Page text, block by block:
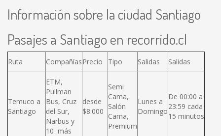
Información sobre la ciudad Santiago
Pasajes a Santiago en recorrido.cl
Ruta CompañíasPrecio Tipo Salidas Salidas
Temuco a
Santiago
ETM,
Pullman
Bus, Cruz
del Sur,
Narbus y
10 más
desde
$8.000
Semi
Cama,
Salón
Cama,
Premium
Lunes a
Domingo
De 00:00 a
23:59 cada
15 minutos